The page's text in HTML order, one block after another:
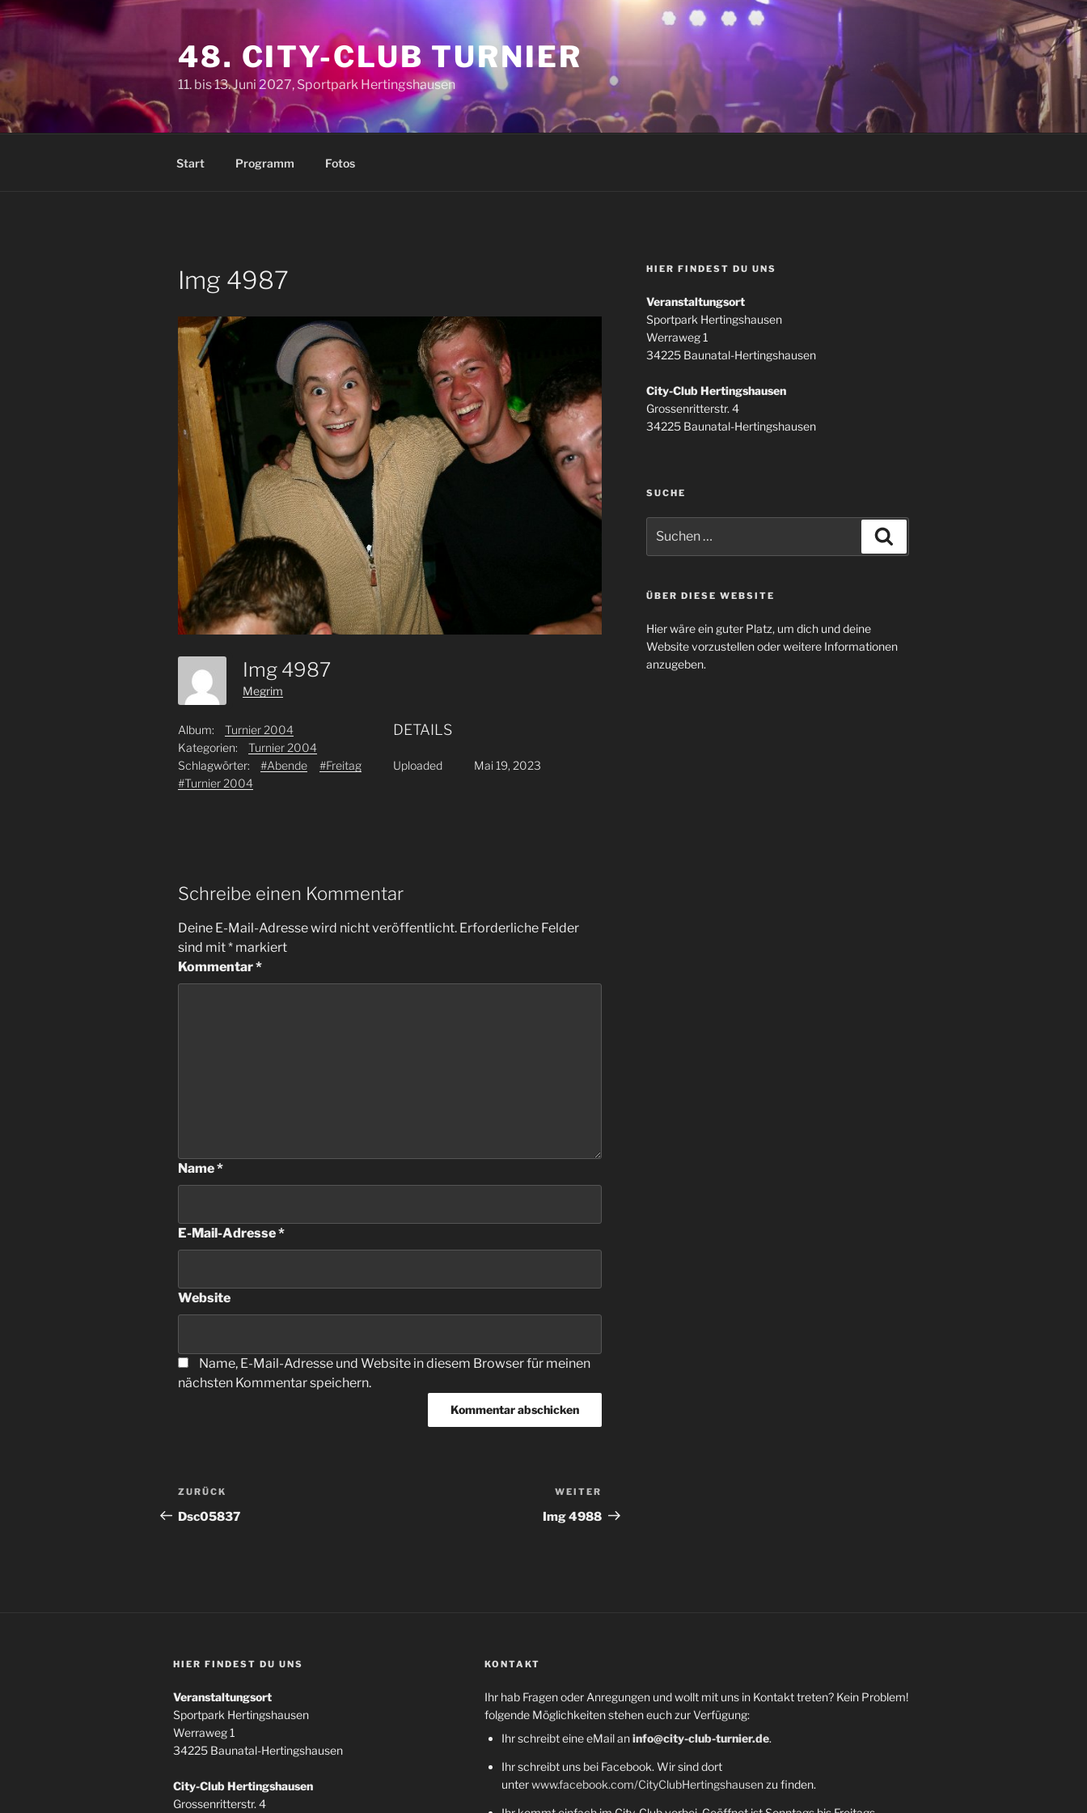
Zum
Inhalt
48. CITY-CLUB TURNIER
11. bis 13. Juni 2027, Sportpark Hertingshausen
Start Programm Fotos
Img 4987
Img 4987
Megrim
Album:
Turnier 2004
Kategorien:
Turnier 2004
Schlagwörter:
#Abende
#Freitag
#Turnier 2004
DETAILS
Uploaded Mai 19, 2023
Schreibe einen Kommentar
Deine E-Mail-Adresse wird nicht veröffentlicht. Erforderliche Felder
sind mit* markiert
Kommentar*
Name*
E-Mail-Adresse*
Website
Name, E-Mail-Adresse und Website in diesem Browser für meinen
nächsten Kommentar speichern.
Beitragsnavigation
Vorheriger
Beitrag
ZURÜCK
Dsc05837
Beitrag
WEITER
Img 4988
HIER FINDEST DU UNS
Veranstaltungsort
Sportpark Hertingshausen
Werraweg 1
34225 Baunatal-Hertingshausen
City-Club Hertingshausen
Grossenritterstr. 4
34225 Baunatal-Hertingshausen
SUCHE
nach:
ÜBER DIESE WEBSITE
Hier wäre ein guter Platz, um dich und deine
Website vorzustellen oder weitere Informationen
anzugeben.
HIER FINDEST DU UNS
Veranstaltungsort
Sportpark Hertingshausen
Werraweg 1
34225 Baunatal-Hertingshausen
City-Club Hertingshausen
Grossenritterstr. 4
KONTAKT
Ihr hab Fragen oder Anregungen und wollt mit uns in Kontakt treten? Kein Problem!
folgende Möglichkeiten stehen euch zur Verfügung:
Ihr schreibt eine eMail aninfo@city-club-turnier.de.
Ihr schreibt uns bei Facebook. Wir sind dort
unterwww.facebook.com/CityClubHertingshausenzu finden.